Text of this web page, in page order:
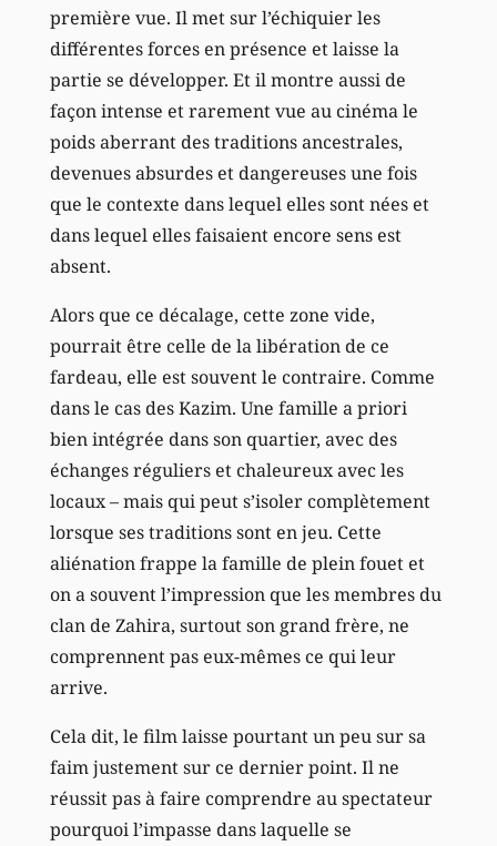
première vue. Il met sur l’échiquier les
différentes forces en présence et laisse la
partie se développer. Et il montre aussi de
façon intense et rarement vue au cinéma le
poids aberrant des traditions ancestrales,
devenues absurdes et dangereuses une fois
que le contexte dans lequel elles sont nées et
dans lequel elles faisaient encore sens est
absent.
Alors que ce décalage, cette zone vide,
pourrait être celle de la libération de ce
fardeau, elle est souvent le contraire. Comme
dans le cas des Kazim. Une famille a priori
bien intégrée dans son quartier, avec des
échanges réguliers et chaleureux avec les
locaux – mais qui peut s’isoler complètement
lorsque ses traditions sont en jeu. Cette
aliénation frappe la famille de plein fouet et
on a souvent l’impression que les membres du
clan de Zahira, surtout son grand frère, ne
comprennent pas eux-mêmes ce qui leur
arrive.
Cela dit, le film laisse pourtant un peu sur sa
faim justement sur ce dernier point. Il ne
réussit pas à faire comprendre au spectateur
pourquoi l’impasse dans laquelle se